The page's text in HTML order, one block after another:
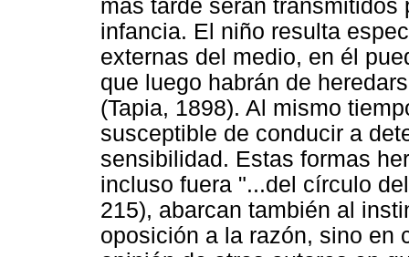
más tarde serán
infancia. El niño resulta
externas del medio, en él
que luego habrán de
(Tapia, 1898). Al mismo
susceptible de conducir a
sensibilidad. Estas formas
incluso fuera "...del círculo
215), abarcan también al
oposición a la razón, sino en